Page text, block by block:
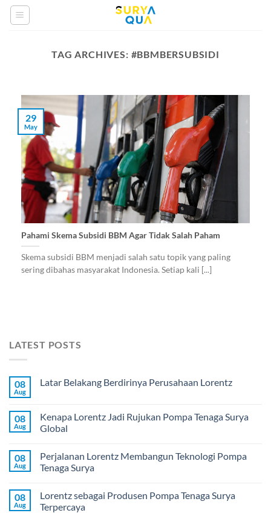
Skip
TAG ARCHIVES: #BBMBERSUBSIDI
Pahami Skema Subsidi BBM Agar Tidak Salah Paham
Skema subsidi BBM menjadi salah satu topik yang paling
sering dibahas masyarakat Indonesia. Setiap kali [...]
29
May
LATEST POSTS
08
Aug
Latar Belakang Berdirinya Perusahaan Lorentz
08
Aug
Kenapa Lorentz Jadi Rujukan Pompa Tenaga Surya
Global
08
Aug
Perjalanan Lorentz Membangun Teknologi Pompa
Tenaga Surya
08
Aug
Lorentz sebagai Produsen Pompa Tenaga Surya
Terpercaya